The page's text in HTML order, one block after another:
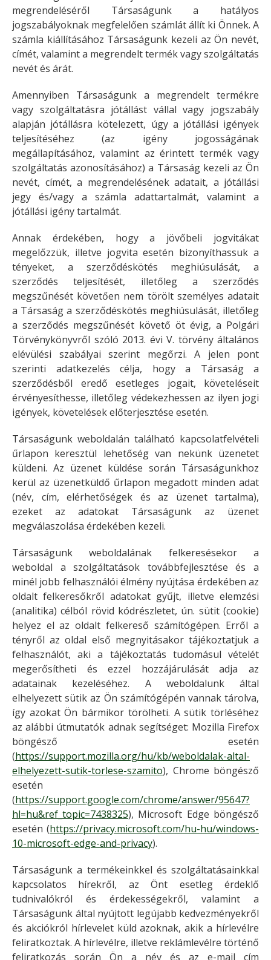
megrendeléséről Társaságunk a hatályos
jogszabályoknak megfelelően számlát állít ki Önnek. A
számla kiállításához Társaságunk kezeli az Ön nevét,
címét, valamint a megrendelt termék vagy szolgáltatás
nevét és árát.
Amennyiben Társaságunk a megrendelt termékre
vagy szolgáltatásra jótállást vállal vagy jogszabály
alapján jótállásra kötelezett, úgy a jótállási igények
teljesítéséhez (az igény jogosságának
megállapításához, valamint az érintett termék vagy
szolgáltatás azonosításához) a Társaság kezeli az Ön
nevét, címét, a megrendelésének adatait, a jótállási
jegy és/vagy a számla adattartalmát, valamint a
jótállási igény tartalmát.
Annak érdekében, hogy a jövőbeli jogvitákat
megelőzzük, illetve jogvita esetén bizonyíthassuk a
tényeket, a szerződéskötés meghiúsulását, a
szerződés teljesítését, illetőleg a szerződés
megszűnését követően nem törölt személyes adatait
a Társaság a szerződéskötés meghiúsulását, illetőleg
a szerződés megszűnését követő öt évig, a Polgári
Törvénykönyvről szóló 2013. évi V. törvény általános
elévülési szabályai szerint megőrzi. A jelen pont
szerinti adatkezelés célja, hogy a Társaság a
szerződésből eredő esetleges jogait, követeléseit
érvényesíthesse, illetőleg védekezhessen az ilyen jogi
igények, követelések előterjesztése esetén.
Társaságunk weboldalán található kapcsolatfelvételi
űrlapon keresztül lehetőség van nekünk üzenetet
küldeni. Az üzenet küldése során Társaságunkhoz
kerül az üzenetküldő űrlapon megadott minden adat
(név, cím, elérhetőségek és az üzenet tartalma),
ezeket az adatokat Társaságunk az üzenet
megválaszolása érdekében kezeli.
Társaságunk weboldalának felkeresésekor a
weboldal a szolgáltatások továbbfejlesztése és a
minél jobb felhasználói élmény nyújtása érdekében az
oldalt felkeresőkről adatokat gyűjt, illetve elemzési
(analitika) célból rövid kódrészletet, ún. sütit (cookie)
helyez el az oldalt felkereső számítógépen. Erről a
tényről az oldal első megnyitásakor tájékoztatjuk a
felhasználót, aki a tájékoztatás tudomásul vételét
megerősítheti és ezzel hozzájárulását adja az
adatainak kezeléséhez. A weboldalunk által
elhelyezett sütik az Ön számítógépén vannak tárolva,
így azokat Ön bármikor törölheti. A sütik törléséhez
az alábbi útmutatók adnak segítséget: Mozilla Firefox
böngésző esetén
(https://support.mozilla.org/hu/kb/weboldalak-altal-
elhelyezett-sutik-torlese-szamito), Chrome böngésző
esetén
(https://support.google.com/chrome/answer/95647?
hl=hu&ref_topic=7438325), Microsoft Edge böngésző
esetén (https://privacy.microsoft.com/hu-hu/windows-
10-microsoft-edge-and-privacy).
Társaságunk a termékeinkkel és szolgáltatásainkkal
kapcsolatos hírekről, az Önt esetleg érdeklő
tudnivalókról és érdekességekről, valamint a
Társaságunk által nyújtott legújabb kedvezményekről
és akciókról hírlevelet küld azoknak, akik a hírlevélre
feliratkoztak. A hírlevélre, illetve reklámlevélre történő
feliratkozás során Ön a név és az e-mail cím